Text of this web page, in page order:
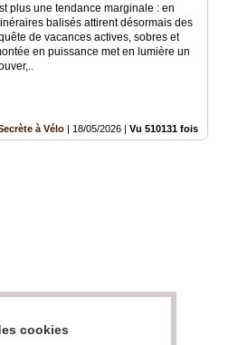
plus une tendance marginale : en
balisés attirent désormais des
de vacances actives, sobres et
en puissance met en lumière un
à Vélo | 18/05/2026 | Vu 510131 fois
cookies